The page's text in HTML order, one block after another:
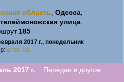
область Одесса,
улица
185
2017 г., понедельник
ariss_ka
2017 г. Передан в другое